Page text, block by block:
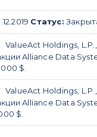
Статус:
ValueAct Holdings,
Alliance Data
$.
ValueAct Holdings,
Alliance Data
$.